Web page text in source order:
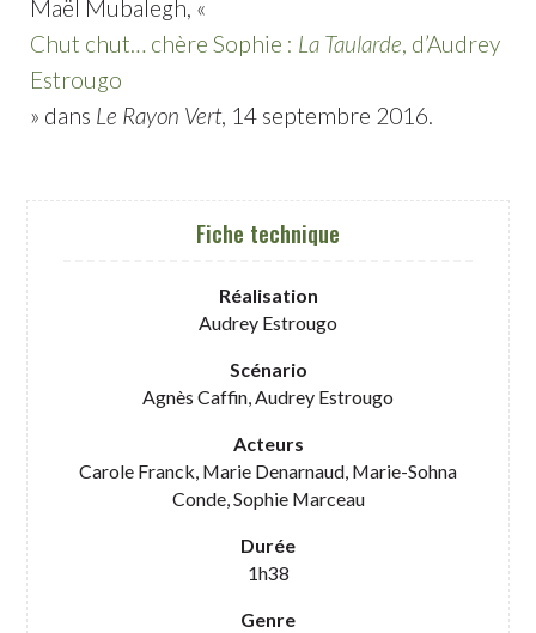
Fiche technique
Réalisation
Audrey Estrougo
Scénario
Agnès Caffin, Audrey Estrougo
Acteurs
Carole Franck, Marie Denarnaud, Marie-Sohna
Conde, Sophie Marceau
Durée
1h38
Genre
Maël Mubalegh, «
Chut chut… chère Sophie : La Taularde, d’Audrey
Estrougo
» dans Le Rayon Vert, 14 septembre 2016.